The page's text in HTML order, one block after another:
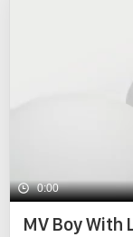
0:00
MV Boy With